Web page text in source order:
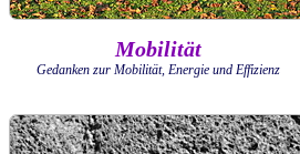
Mobilität
Gedanken zur Mobilität, Energie und Effizienz